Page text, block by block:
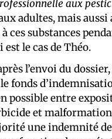
aux
adultes, mais aussi
ces substances
est le cas de Théo.
l’envoi du
fonds
possible entre
et
une indemnité